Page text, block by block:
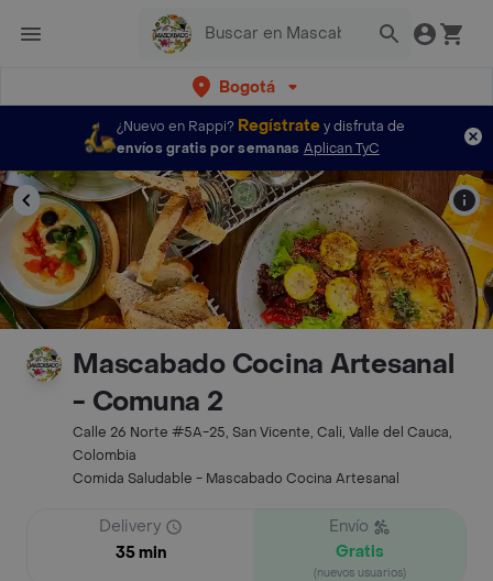
Bogotá
¿Nuevo en Rappi? Regístratey disfruta de
envíos gratis por semanas Aplican TyC
Mascabado Cocina Artesanal
- Comuna 2
Calle 26 Norte #5A-25, San Vicente, Cali, Valle del Cauca,
Colombia
Comida Saludable - Mascabado Cocina Artesanal
Delivery
35 min
Envío
Gratis
(nuevos usuarios)